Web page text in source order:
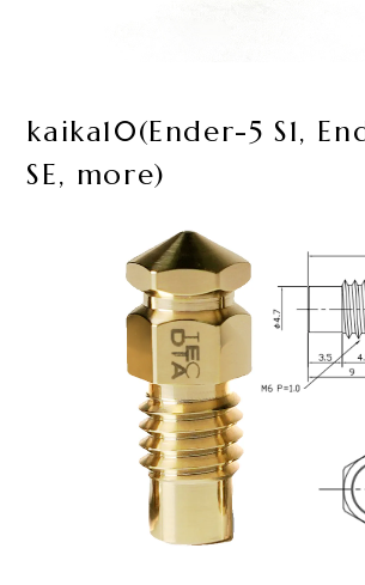
kaika10(Ender-5 S1,
SE, more)